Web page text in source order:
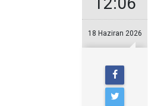
18 Haziran 2026